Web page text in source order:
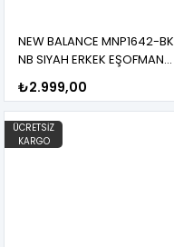
NEW BALANCE MNP1642-BK
NB SIYAH ERKEK EŞOFMAN
ALTI
₺2.999,00
ÜCRETSIZ
KARGO